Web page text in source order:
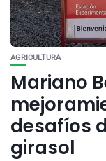
AGRICULTURA
Mariano
desafíos
girasol